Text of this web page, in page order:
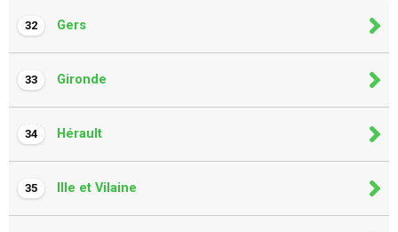
32 Gers
33 Gironde
34 Hérault
35 Ille et Vilaine